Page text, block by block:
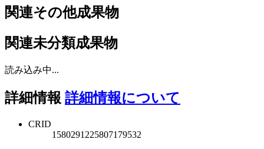
関連その他成果物
関連未分類成果物
読み込み中...
詳細情報 詳細情報について
CRID
1580291225807179532